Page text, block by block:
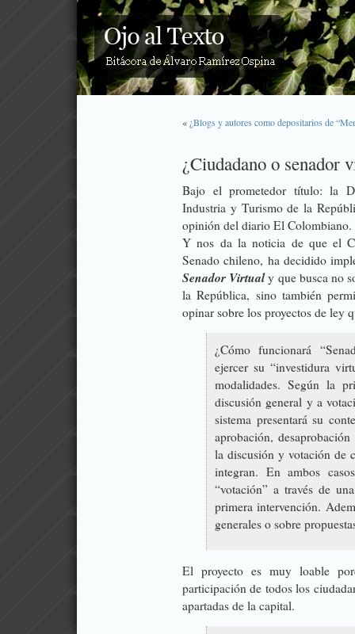
« ¿Blogs y autores como depositarios de
¿Ciudadano o senador
Bajo el prometedor título:la
Industria y Turismo de la
opinión del diario El Colombiano.
Y nos da la noticia de que el
Senado chileno, ha decidido
Senador Virtualy que busca no
la República, sino también
opinar sobre los proyectos de ley
¿Cómo funcionará
ejercer su “investidura
modalidades. Según la
discusión general y a
sistema presentará su
aprobación,
la discusión y votación de
integran. En ambos
“votación” a través de
primera intervención.
generales o sobre
El proyecto es muy loable
participación de todos los
apartadas de la capital.